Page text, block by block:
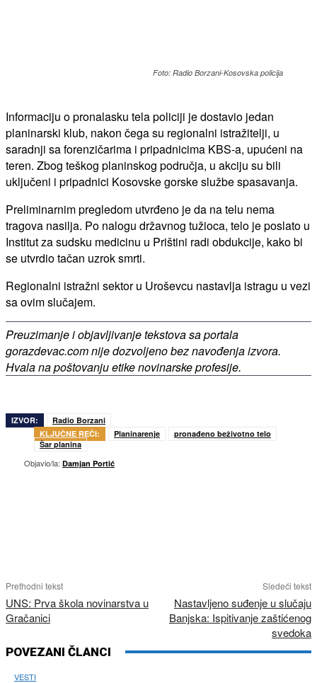
Foto: Radio Borzani-Kosovska policija
Informaciju o pronalasku tela policiji je dostavio jedan
planinarski klub, nakon čega su regionalni istražitelji, u
saradnji sa forenzičarima i pripadnicima KBS-a, upućeni na
teren. Zbog teškog planinskog područja, u akciju su bili
uključeni i pripadnici Kosovske gorske službe spasavanja.
Preliminarnim pregledom utvrđeno je da na telu nema
tragova nasilja. Po nalogu državnog tužioca, telo je poslato u
Institut za sudsku medicinu u Prištini radi obdukcije, kako bi
se utvrdio tačan uzrok smrti.
Regionalni istražni sektor u Uroševcu nastavlja istragu u vezi
sa ovim slučajem.
Preuzimanje i objavljivanje tekstova sa portala
gorazdevac.com nije dozvoljeno bez navođenja izvora.
Hvala na poštovanju etike novinarske profesije.
IZVOR:
Radio Borzani
KLJUČNE REČI:
Planinarenje
pronađeno beživotno telo
Šar planina
Objavio/la: Damjan Portić
Prethodni tekst
UNS: Prva škola novinarstva u
Gračanici
Sledeći tekst
Nastavljeno suđenje u slučaju
Banjska: Ispitivanje zaštićenog
svedoka
POVEZANI ČLANCI
VESTI